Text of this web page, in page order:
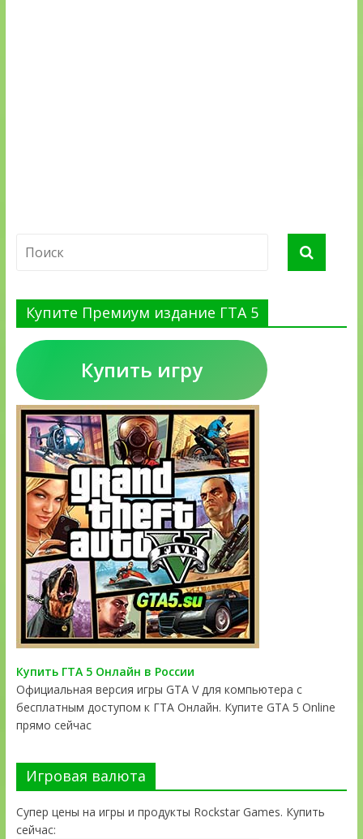
Купите Премиум издание ГТА 5
Купить игру
Купить ГТА 5 Онлайн в России
Официальная версия игры GTA V для компьютера с
бесплатным доступом к ГТА Онлайн. Купите GTA 5 Online
прямо сейчас
Игровая валюта
Супер цены на игры и продукты Rockstar Games. Купить
сейчас: